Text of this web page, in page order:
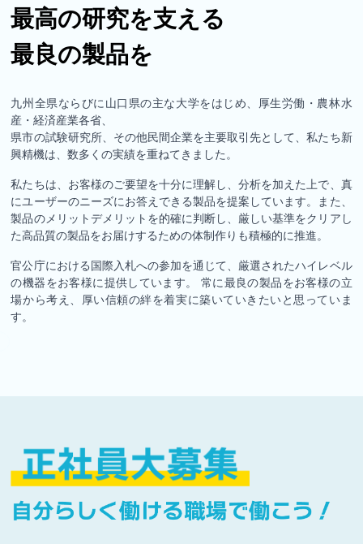
最高の研究を支える
最良の製品を
九州全県ならびに山口県の主な大学をはじめ、厚生労働・農林水
産・経済産業各省、
県市の試験研究所、その他民間企業を主要取引先として、私たち新
興精機は、数多くの実績を重ねてきました。
私たちは、お客様のご要望を十分に理解し、分析を加えた上で、真
にユーザーのニーズにお答えできる製品を提案しています。また、
製品のメリットデメリットを的確に判断し、厳しい基準をクリアし
た高品質の製品をお届けするための体制作りも積極的に推進。
官公庁における国際入札への参加を通じて、厳選されたハイレベル
の機器をお客様に提供しています。 常に最良の製品をお客様の立
場から考え、厚い信頼の絆を着実に築いていきたいと思っていま
す。